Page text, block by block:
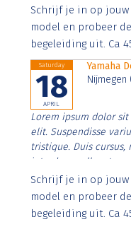
Aenean faucibus nibh
imperdiet. Nunc ut
Schrijf je in op jouw
model en probeer
begeleiding uit. Ca
Saturday
18
APRIL
Yamaha
Nijmegen
Lorem ipsum dolor
elit. Suspendisse
tristique. Duis
interdum nulla, ut
Aenean faucibus nibh
imperdiet. Nunc ut
Schrijf je in op jouw
model en probeer
begeleiding uit. Ca